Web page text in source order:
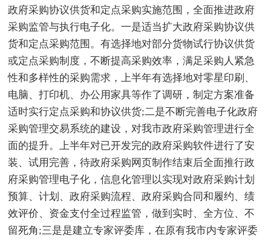
政府采购协议供货和定点采购实施范围，全面推进政府
采购监管与执行电子化。一是适当扩大政府采购协议供
货和定点采购范围。有选择地对部分货物试行协议供货
或定点采购制度，不断提高采购效率，满足采购人紧急
性和多样性的采购需求，上半年有选择地对零星印刷、
电脑、打印机、办公用家具等作了调研，制定方案准备
适时实行定点采购和协议供货;二是不断完善电子化政府
采购管理交易系统的建设，对我市政府采购管理进行全
面的提升。上半年对已开发完的政府采购软件进行了安
装、试用完善，待政府采购网页制作结束后全面推行政
府采购管理电子化，信息化管理以实现对政府采购计划
预算、计划、政府采购流程、政府采购合同和履约、绩
效评价、资金支付全过程监管，做到实时、全方位、不
留死角;三是是建立专家评委库，在原有我市内专家评委